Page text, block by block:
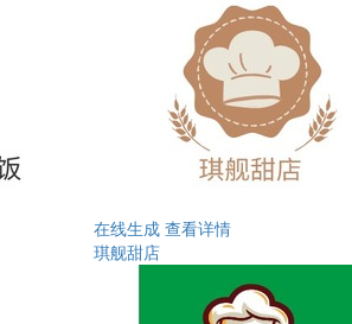
在线生成 查看详情
琪舰甜店